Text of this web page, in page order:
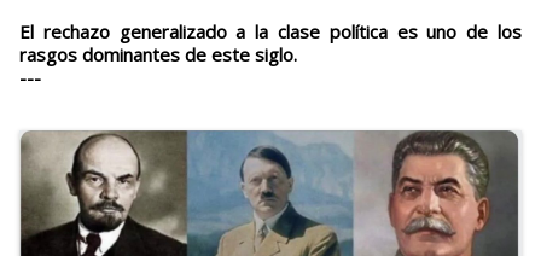
El rechazo generalizado a la clase política es uno de los
rasgos dominantes de este siglo.
---